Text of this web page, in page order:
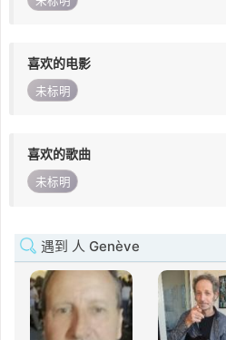
喜欢的电影
未标明
喜欢的歌曲
未标明
遇到 人 Genève